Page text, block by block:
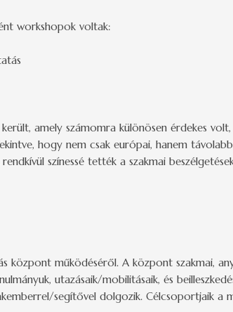
workshopok voltak:
amely számomra különösen érdekes
hogy nem csak európai, hanem
színessé tették a szakmai
központ működéséről. A központ szakmai,
utazásaik/mobilitásaik, és
segítővel dolgozik. Célcsoportjaik